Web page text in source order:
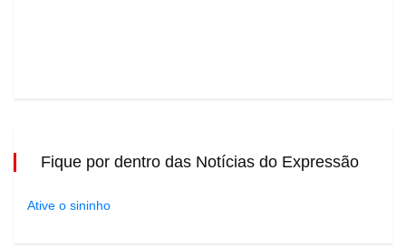
Fique por dentro das Notícias do Expressão
Ative o sininho